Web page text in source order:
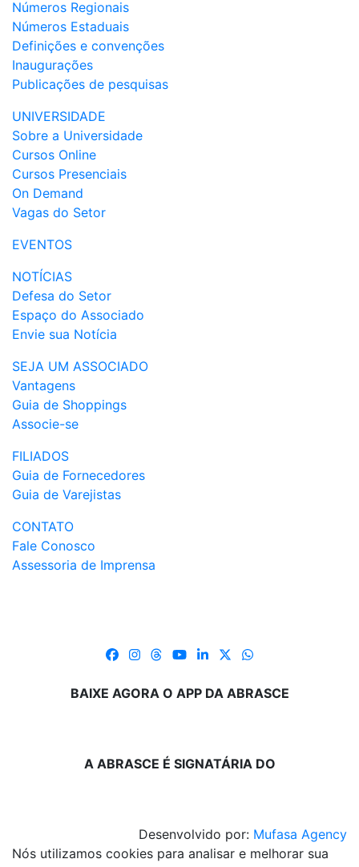
Números Regionais
Números Estaduais
Definições e convenções
Inaugurações
Publicações de pesquisas
UNIVERSIDADE
Sobre a Universidade
Cursos Online
Cursos Presenciais
On Demand
Vagas do Setor
EVENTOS
NOTÍCIAS
Defesa do Setor
Espaço do Associado
Envie sua Notícia
SEJA UM ASSOCIADO
Vantagens
Guia de Shoppings
Associe-se
FILIADOS
Guia de Fornecedores
Guia de Varejistas
CONTATO
Fale Conosco
Assessoria de Imprensa
BAIXE AGORA O APP DA ABRASCE
A ABRASCE É SIGNATÁRIA DO
Desenvolvido por: Mufasa Agency
Nós utilizamos cookies para analisar e melhorar sua